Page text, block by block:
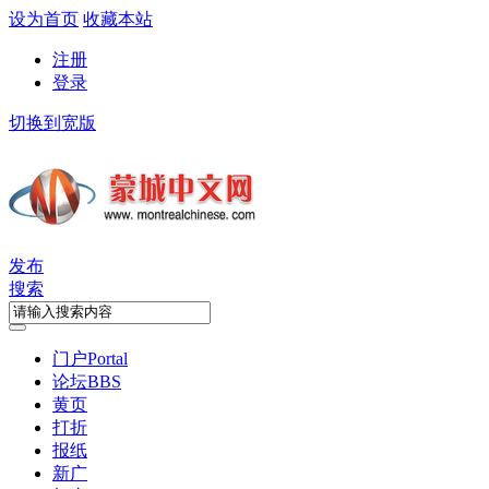
设为首页 收藏本站
注册
登录
切换到宽版
发布
搜索
门户Portal
论坛BBS
黄页
打折
报纸
新广